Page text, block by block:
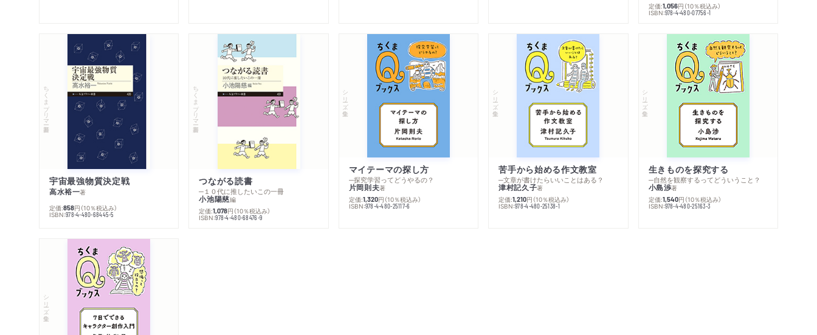
定価:1,056円 （10％税込み）
ISBN:978-4-480-07756-1
ちくまプリマー新書
宇宙最強物質決定戦
高水裕一著
定価:858円 （10％税込み）
ISBN:978-4-480-68445-5
ちくまプリマー新書
つながる読書
─１０代に推したいこの一冊
小池陽慈編
定価:1,078円 （10％税込み）
ISBN:978-4-480-68476-9
シリーズ・全集
マイテーマの探し方
─探究学習ってどうやるの？
片岡則夫著
定価:1,320円 （10％税込み）
ISBN:978-4-480-25117-6
シリーズ・全集
苦手から始める作文教室
─文章が書けたらいいことはある？
津村記久子著
定価:1,210円 （10％税込み）
ISBN:978-4-480-25138-1
シリーズ・全集
生きものを探究する
─自然を観察するってどういうこと？
小島渉著
定価:1,540円 （10％税込み）
ISBN:978-4-480-25163-3
シリーズ・全集